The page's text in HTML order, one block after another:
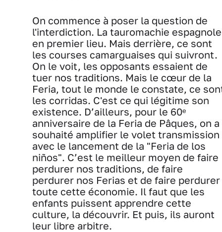
On commence à poser la question de
l'interdiction. La tauromachie espagnole
en premier lieu. Mais derrière, ce sont
les courses camarguaises qui suivront.
On le voit, les opposants essaient de
tuer nos traditions. Mais le cœur de la
Feria, tout le monde le constate, ce
les corridas. C'est ce qui légitime son
existence. D’ailleurs, pour le 60ᵉ
anniversaire de la Feria de Pâques, on a
souhaité amplifier le volet transmission
avec le lancement de la "Feria de los
niños". C’est le meilleur moyen de faire
perdurer nos traditions, de faire
perdurer nos Ferias et de faire perdurer
toute cette économie. Il faut que les
enfants puissent apprendre cette
culture, la découvrir. Et puis, ils auront
leur libre arbitre.